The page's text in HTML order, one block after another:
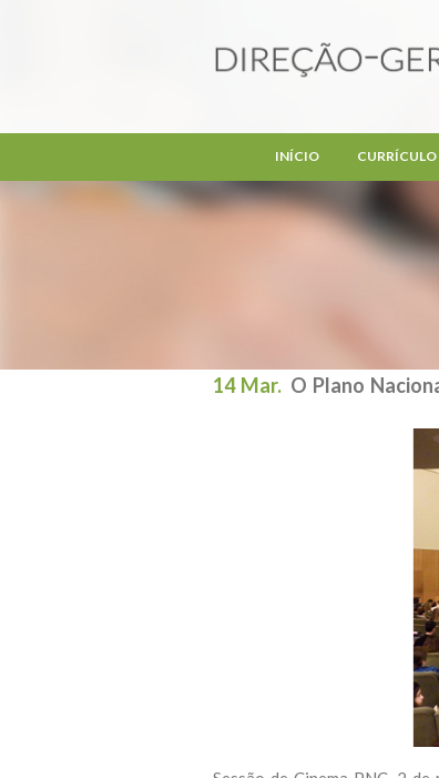
INÍCIO CURRÍCULO
14 Mar. O Plano